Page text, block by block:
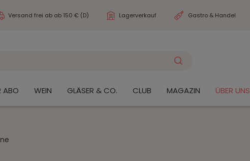
Versand frei ab ab 150 € (D) Lagerverkauf Gastro & Handel
ABO WEIN GLÄSER & CO. CLUB MAGAZIN ÜBER UNS